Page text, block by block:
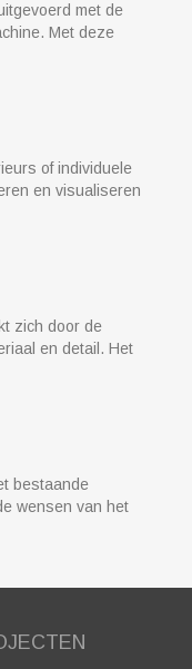
met de
Met deze
of individuele
en visualiseren
zich door de
en detail. Het
bestaande
wensen van het